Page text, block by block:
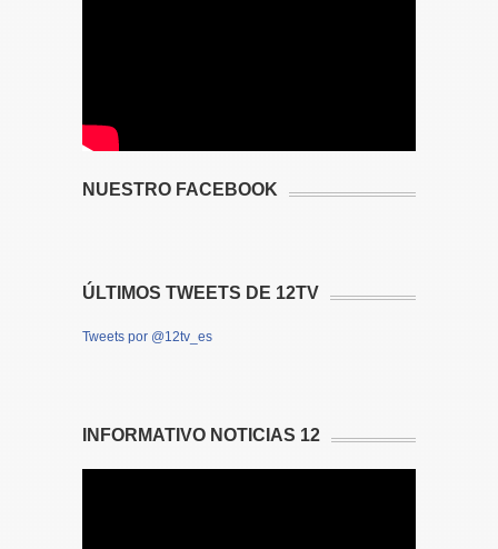
NUESTRO FACEBOOK
ÚLTIMOS TWEETS DE 12TV
Tweets por @12tv_es
INFORMATIVO NOTICIAS 12